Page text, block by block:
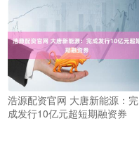
浩源配资官网 大唐新能源：完
成发行10亿元超短期融资券